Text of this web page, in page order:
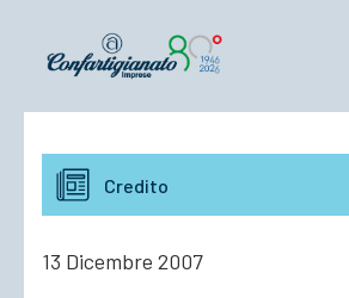
Notizie e Documenti
Confartigianato
Credito
13 Dicembre 2007